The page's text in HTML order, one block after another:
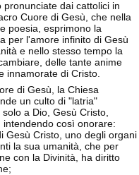
pronunciate dai cattolici in
Cuore di Gesù, che nella
poesia, esprimono la
per l'amore infinito di Gesù
e nello stesso tempo la
delle tante anime
innamorate di Cristo.
di Gesù, la Chiesa
un culto di "latria"
a Dio, Gesù Cristo,
intendendo così onorare:
Gesù Cristo, uno degli organi
la sua umanità, che per
con la Divinità, ha diritto